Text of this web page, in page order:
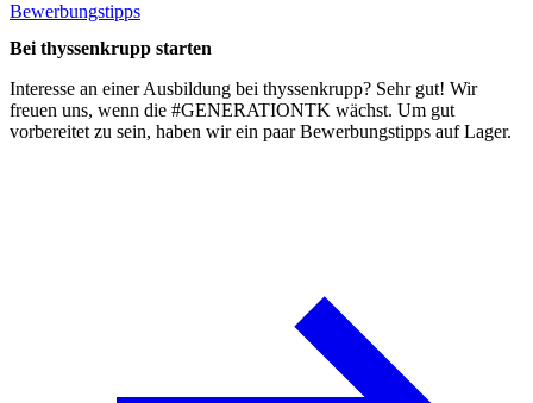
Bewerbungstipps
Bei thyssenkrupp starten
Interesse an einer Ausbildung bei thyssenkrupp? Sehr gut! Wir
freuen uns, wenn die #GENERATIONTK wächst. Um gut
vorbereitet zu sein, haben wir ein paar Bewerbungstipps auf Lager.